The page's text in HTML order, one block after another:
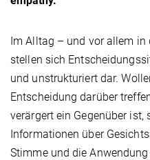
Im Alltag – und vor allem in
stellen sich
und unstrukturiert dar.
Entscheidung darüber
verärgert ein Gegenüber ist,
Informationen über
Stimme und die